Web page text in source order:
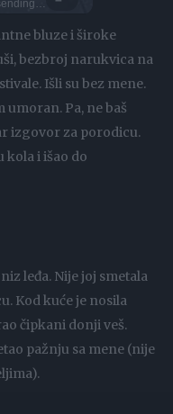
bluze i široke
bezbroj narukvica na
Išli su bez mene.
umoran. Pa, ne baš
izgovor za porodicu.
kola i išao do
leđa. Nije joj smetala
Kod kuće je nosila
čipkani donji veš.
pažnju sa mene (nije